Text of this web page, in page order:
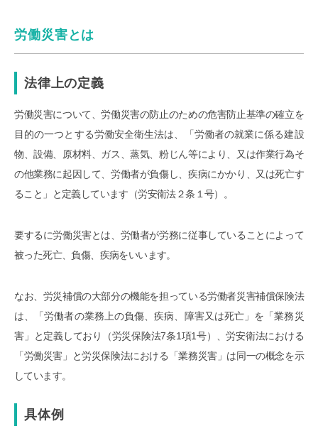
労働災害とは
法律上の定義
労働災害について、労働災害の防止のための危害防止基準の確立を
目的の一つとする労働安全衛生法は、「労働者の就業に係る建設
物、設備、原材料、ガス、蒸気、粉じん等により、又は作業行為そ
の他業務に起因して、労働者が負傷し、疾病にかかり、又は死亡す
ること」と定義しています（労安衛法２条１号）。
要するに労働災害とは、労働者が労務に従事していることによって
被った死亡、負傷、疾病をいいます。
なお、労災補償の大部分の機能を担っている労働者災害補償保険法
は、「労働者の業務上の負傷、疾病、障害又は死亡」を「業務災
害」と定義しており（労災保険法7条1項1号）、労安衛法における
「労働災害」と労災保険法における「業務災害」は同一の概念を示
しています。
具体例